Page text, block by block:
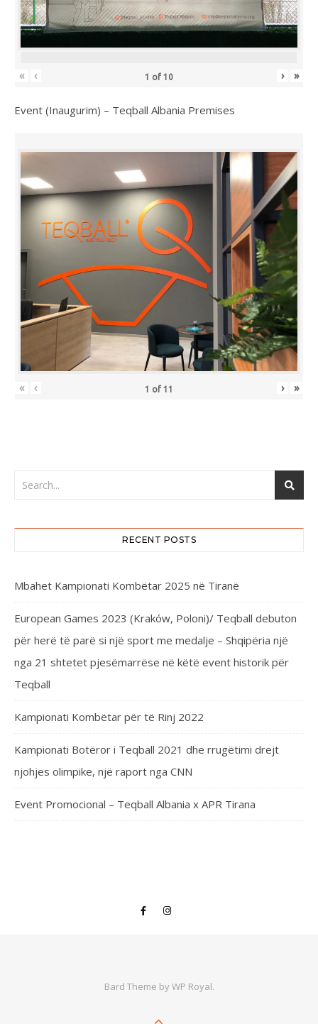
« ‹ 1 of 10 › »
Event (Inaugurim) – Teqball Albania Premises
« ‹ 1 of 11 › »
RECENT POSTS
Mbahet Kampionati Kombëtar 2025 në Tiranë
European Games 2023 (Kraków, Poloni)/ Teqball debuton
për herë të parë si një sport me medalje – Shqipëria një
nga 21 shtetet pjesëmarrëse në këtë event historik për
Teqball
Kampionati Kombëtar për të Rinj 2022
Kampionati Botëror i Teqball 2021 dhe rrugëtimi drejt
njohjes olimpike, një raport nga CNN
Event Promocional – Teqball Albania x APR Tirana
Bard Theme byWP Royal.